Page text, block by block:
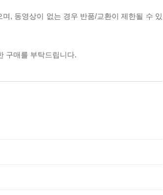
, 동영상이 없는 경우 반품/교환이 제한될 수 있
구매를 부탁드립니다.